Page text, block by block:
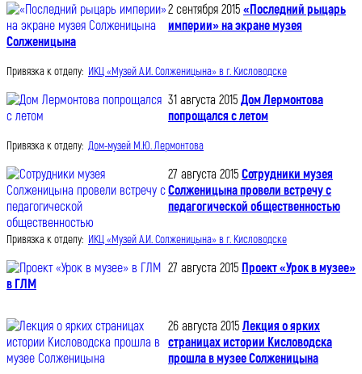
2 сентября 2015 «Последний рыцарь
империи» на экране музея
Солженицына
Привязка к отделу: ИКЦ «Музей А.И. Солженицына» в г. Кисловодске
31 августа 2015 Дом Лермонтова
попрощался с летом
Привязка к отделу: Дом-музей М.Ю. Лермонтова
27 августа 2015 Сотрудники музея
Солженицына провели встречу с
педагогической общественностью
Привязка к отделу: ИКЦ «Музей А.И. Солженицына» в г. Кисловодске
27 августа 2015 Проект «Урок в музее»
в ГЛМ
26 августа 2015 Лекция о ярких
страницах истории Кисловодска
прошла в музее Солженицына